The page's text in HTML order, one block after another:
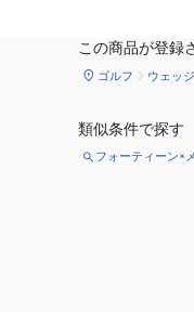
この商品が登録
ゴルフ ウェッ
類似条件で探す
フォーティーン×